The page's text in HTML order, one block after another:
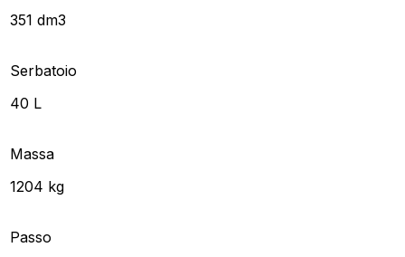
351 dm3
Serbatoio
40 L
Massa
1204 kg
Passo